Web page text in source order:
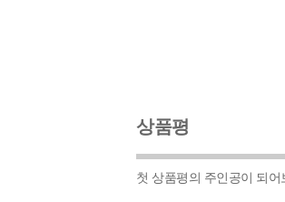
상품평
첫 상품평의 주인공이 되어